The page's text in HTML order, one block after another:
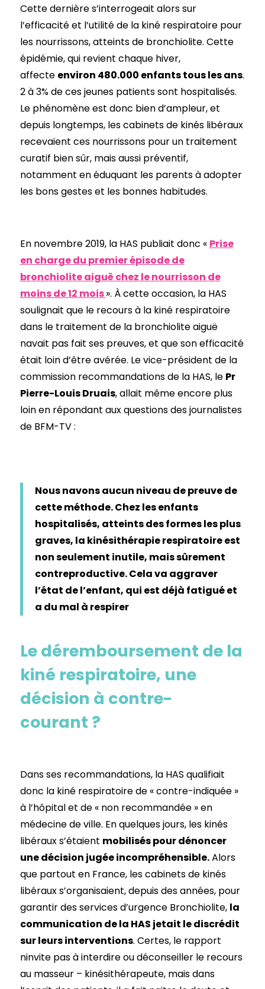
Cette dernière s’interrogeait alors sur
l’efficacité et l’utilité de la kiné respiratoire pour
les nourrissons, atteints de bronchiolite. Cette
épidémie, qui revient chaque hiver,
affecte environ 480.000 enfants tous les ans.
2 à 3% de ces jeunes patients sont hospitalisés.
Le phénomène est donc bien d’ampleur, et
depuis longtemps, les cabinets de kinés libéraux
recevaient ces nourrissons pour un traitement
curatif bien sûr, mais aussi préventif,
notamment en éduquant les parents à adopter
les bons gestes et les bonnes habitudes.
En novembre 2019, la HAS publiait donc « Prise
en charge du premier épisode de
bronchiolite aiguë chez le nourrisson de
moins de 12 mois». À cette occasion, la HAS
soulignait que le recours à la kiné respiratoire
dans le traitement de la bronchiolite aiguë
navait pas fait ses preuves, et que son efficacité
était loin d’être avérée. Le vice-président de la
commission recommandations de la HAS, le Pr
Pierre-Louis Druais, allait même encore plus
loin en répondant aux questions des journalistes
de BFM-TV :
Nous navons aucun niveau de preuve de
cette méthode. Chez les enfants
hospitalisés, atteints des formes les plus
graves, la kinésithérapie respiratoire est
non seulement inutile, mais sûrement
contreproductive. Cela va aggraver
l’état de l’enfant, qui est déjà fatigué et
a du mal à respirer
Le déremboursement de la
kiné respiratoire, une
décision à contre-
courant ?
Dans ses recommandations, la HAS qualifiait
donc la kiné respiratoire de « contre-indiquée »
à l’hôpital et de « non recommandée » en
médecine de ville. En quelques jours, les kinés
libéraux s’étaient mobilisés pour dénoncer
une décision jugée incompréhensible.Alors
que partout en France, les cabinets de kinés
libéraux s’organisaient, depuis des années, pour
garantir des services d’urgence Bronchiolite, la
communication de la HAS jetait le discrédit
sur leurs interventions. Certes, le rapport
ninvite pas à interdire ou déconseiller le recours
au masseur – kinésithérapeute, mais dans